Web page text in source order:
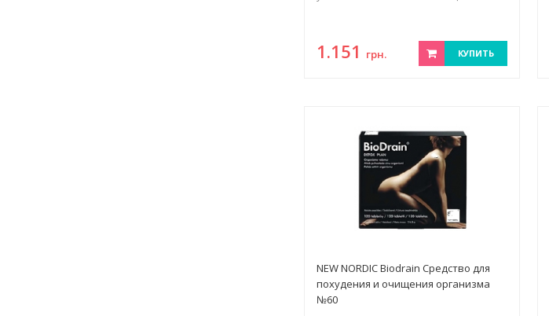
1.151 грн. КУПИТЬ
NEW NORDIC Biodrain Средство для
похудения и очищения организма
№60